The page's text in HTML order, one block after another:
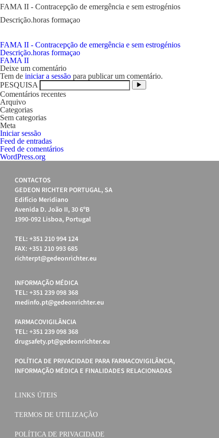
FAMA II - Contracepção de emergência e sem estrogénios
Descrição.horas formaçao
FAMA II - Contracepção de emergência e sem estrogénios
Descrição.horas formaçao
Navegação
de
artigos
FAMA II
Deixe um comentário
Tem de iniciar a sessão para publicar um comentário.
PESQUISA
Comentários recentes
Arquivo
Categorias
Sem categorias
Meta
Iniciar sessão
Feed de entradas
Feed de comentários
WordPress.org
CONTACTOS
GEDEON RICHTER PORTUGAL, SA
Edifício Meridiano
Avenida D. João II, 30 6ºB
1990-092 Lisboa, Portugal
TEL: +351 210 994 124
FAX: +351 210 993 685
richterpt@gedeonrichter.eu
INFORMAÇÃO MÉDICA
TEL: +351 239 098 368
medinfo.pt@gedeonrichter.eu
FARMACOVIGILÂNCIA
TEL: +351 239 098 368
drugsafety.pt@gedeonrichter.eu
POLÍTICA DE PRIVACIDADE PARA FARMACOVIGILÂNCIA,
INFORMAÇÃO MÉDICA E FINALIDADES RELACIONADAS
LINKS ÚTEIS
TERMOS DE UTILIZAÇÃO
POLÍTICA DE PRIVACIDADE